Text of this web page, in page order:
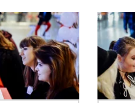
w poziomie. Użyj